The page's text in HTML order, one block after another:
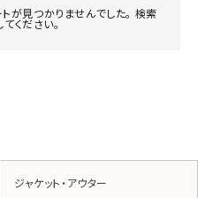
が見つかりませんでした。 検索
ください。
ジャケット・アウター